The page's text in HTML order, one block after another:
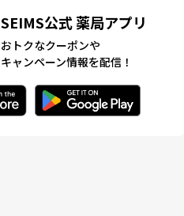
SEIMS公式 薬局アプリ
おトクなクーポンや
キャンペーン情報を配信！